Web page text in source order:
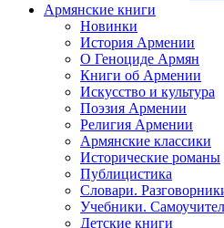
Армянские книги
Новинки
История Армении
О Геноциде Армян
Книги об Армении
Иcкусство и культура
Поэзия Армении
Религия Армении
Армянские классики
Исторические романы
Публицистика
Словари.
Учебники.
Детские книги